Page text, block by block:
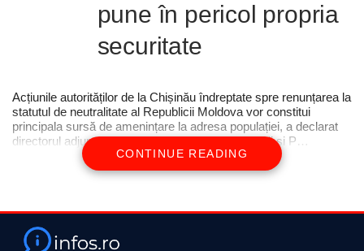
pune în pericol propria
securitate
Acțiunile autorităților de la Chișinău îndreptate spre renunțarea la
statutul de neutralitate al Republicii Moldova vor constitui
principala sursă de amenințare la adresa populației, a declarat
directorul adjunct al Departamentului de Informații și P…
CONTINUE READING